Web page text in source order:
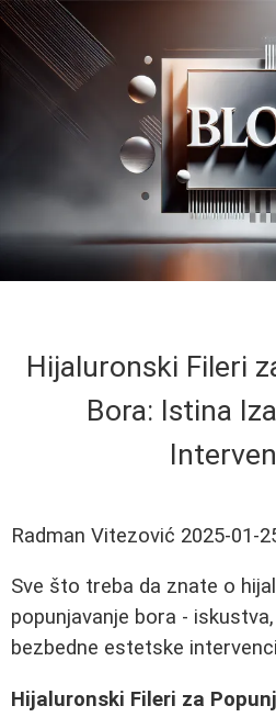
Hijaluronski Fileri
Bora: Istina
Radman Vitezović 2025-01-
Sve što treba da znate o
popunjavanje bora -
bezbedne estetske
Hijaluronski Fileri za